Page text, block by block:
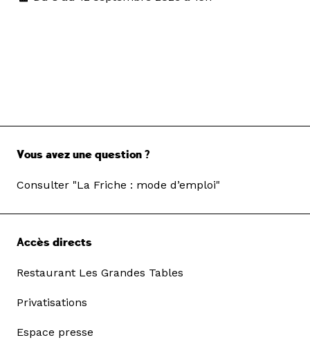
Vous avez une question ?
Consulter "La Friche : mode d’emploi"
Accès directs
Restaurant Les Grandes Tables
Privatisations
Espace presse